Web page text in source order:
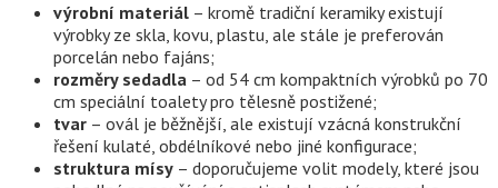
výrobní materiál – kromě tradiční keramiky existují
výrobky ze skla, kovu, plastu, ale stále je preferován
porcelán nebo fajáns;
rozměry sedadla – od 54 cm kompaktních výrobků po 70
cm speciální toalety pro tělesně postižené;
tvar – ovál je běžnější, ale existují vzácná konstrukční
řešení kulaté, obdélníkové nebo jiné konfigurace;
struktura mísy – doporučujeme volit modely, které jsou